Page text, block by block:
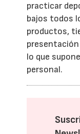
practicar
bajos todos
productos,
lo que
personal.